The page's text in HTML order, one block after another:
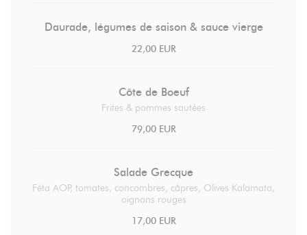
Daurade, légumes de saison & sauce vierge
22,00 EUR
Côte de Boeuf
Frites & pommes sautées
79,00 EUR
Salade Grecque
Féta AOP, tomates, concombres, câpres, Olives Kalamata,
oignons rouges
17,00 EUR